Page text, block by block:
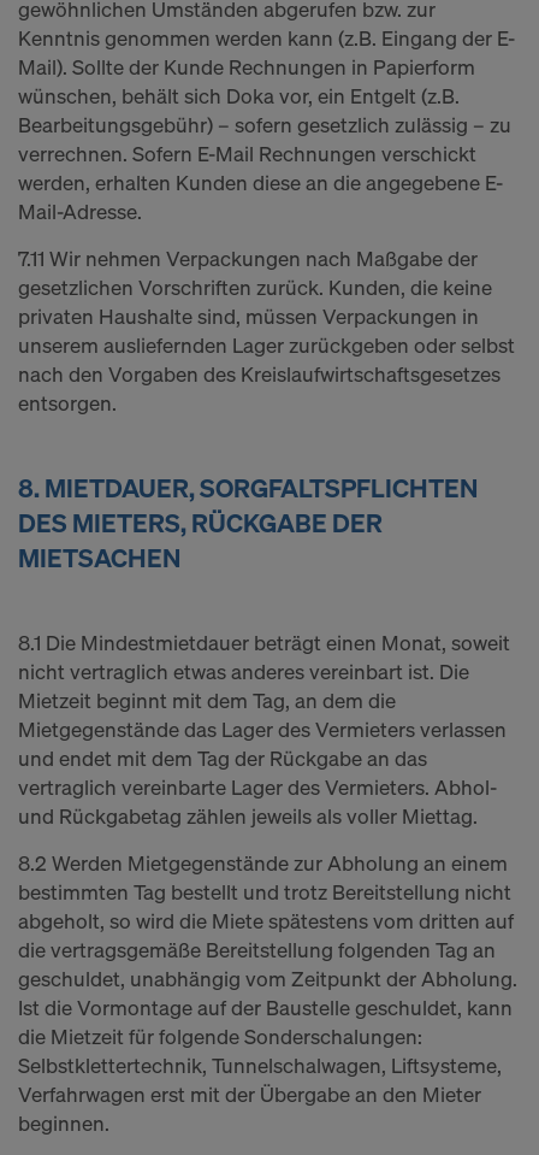
gewöhnlichen Umständen abgerufen bzw. zur
Kenntnis genommen werden kann (z.B. Eingang der E-
Mail). Sollte der Kunde Rechnungen in Papierform
wünschen, behält sich Doka vor, ein Entgelt (z.B.
Bearbeitungsgebühr) – sofern gesetzlich zulässig – zu
verrechnen. Sofern E-Mail Rechnungen verschickt
werden, erhalten Kunden diese an die angegebene E-
Mail-Adresse.
7.11 Wir nehmen Verpackungen nach Maßgabe der
gesetzlichen Vorschriften zurück. Kunden, die keine
privaten Haushalte sind, müssen Verpackungen in
unserem ausliefernden Lager zurückgeben oder selbst
nach den Vorgaben des Kreislaufwirtschaftsgesetzes
entsorgen.
8. MIETDAUER, SORGFALTSPFLICHTEN
DES MIETERS, RÜCKGABE DER
MIETSACHEN
8.1 Die Mindestmietdauer beträgt einen Monat, soweit
nicht vertraglich etwas anderes vereinbart ist. Die
Mietzeit beginnt mit dem Tag, an dem die
Mietgegenstände das Lager des Vermieters verlassen
und endet mit dem Tag der Rückgabe an das
vertraglich vereinbarte Lager des Vermieters. Abhol-
und Rückgabetag zählen jeweils als voller Miettag.
8.2 Werden Mietgegenstände zur Abholung an einem
bestimmten Tag bestellt und trotz Bereitstellung nicht
abgeholt, so wird die Miete spätestens vom dritten auf
die vertragsgemäße Bereitstellung folgenden Tag an
geschuldet, unabhängig vom Zeitpunkt der Abholung.
Ist die Vormontage auf der Baustelle geschuldet, kann
die Mietzeit für folgende Sonderschalungen:
Selbstklettertechnik, Tunnelschalwagen, Liftsysteme,
Verfahrwagen erst mit der Übergabe an den Mieter
beginnen.